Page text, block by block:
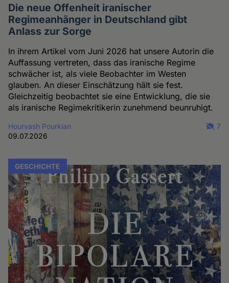
Die neue Offenheit iranischer
Regimeanhänger in Deutschland gibt
Anlass zur Sorge
In ihrem Artikel vom Juni 2026 hat unsere Autorin die
Auffassung vertreten, dass das iranische Regime
schwächer ist, als viele Beobachter im Westen
glauben. An dieser Einschätzung hält sie fest.
Gleichzeitig beobachtet sie eine Entwicklung, die sie
als iranische Regimekritikerin zunehmend beunruhigt.
Hourvash Pourkian
09.07.2026
7
GESCHICHTE